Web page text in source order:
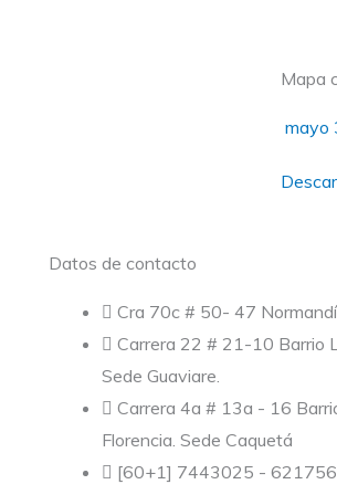
Mapa
mayo
Datos de contacto
Cra 70c # 50- 47
Carrera 22 # 21-10 Barrio
Sede Guaviare.
Carrera 4a # 13a - 16
Florencia. Sede Caquetá
[60+1] 7443025 -